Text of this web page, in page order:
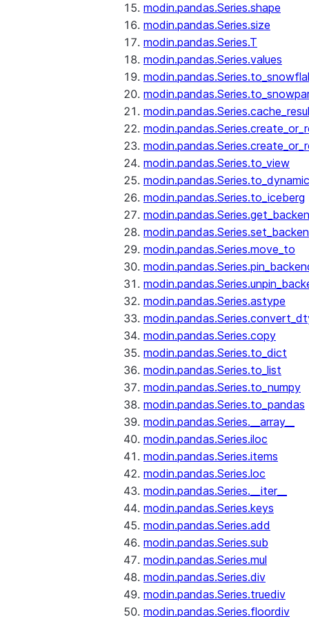
modin.pandas.Series.shape
modin.pandas.Series.size
modin.pandas.Series.T
modin.pandas.Series.values
modin.pandas.Series.to_view
modin.pandas.Series.to_iceberg
modin.pandas.Series.move_to
modin.pandas.Series.astype
modin.pandas.Series.copy
modin.pandas.Series.to_dict
modin.pandas.Series.to_list
modin.pandas.Series.to_numpy
modin.pandas.Series.to_pandas
modin.pandas.Series.__array__
modin.pandas.Series.iloc
modin.pandas.Series.items
modin.pandas.Series.loc
modin.pandas.Series.__iter__
modin.pandas.Series.keys
modin.pandas.Series.add
modin.pandas.Series.sub
modin.pandas.Series.mul
modin.pandas.Series.div
modin.pandas.Series.truediv
modin.pandas.Series.floordiv